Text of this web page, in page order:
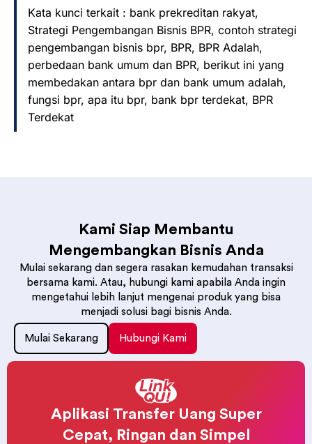
Kata kunci terkait : bank prekreditan rakyat,
Strategi Pengembangan Bisnis BPR, contoh strategi
pengembangan bisnis bpr, BPR, BPR Adalah,
perbedaan bank umum dan BPR, berikut ini yang
membedakan antara bpr dan bank umum adalah,
fungsi bpr, apa itu bpr, bank bpr terdekat, BPR
Terdekat
Kami Siap Membantu
Mengembangkan Bisnis Anda
Mulai sekarang dan segera rasakan kemudahan transaksi
bersama kami. Atau, hubungi kami apabila Anda ingin
mengetahui lebih lanjut mengenai produk yang bisa
menjadi solusi bagi bisnis Anda.
Mulai Sekarang Hubungi Kami
Aplikasi Transfer Uang Super
Cepat, Ringan dan Simpel